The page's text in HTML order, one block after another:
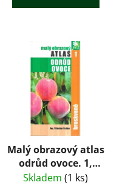
Malý obrazový atlas
odrůd ovoce. 1,
Broskvoně
Skladem (1 ks)